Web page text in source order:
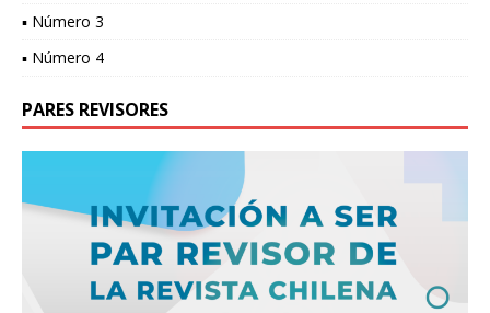
▪ Número 3
▪ Número 4
PARES REVISORES